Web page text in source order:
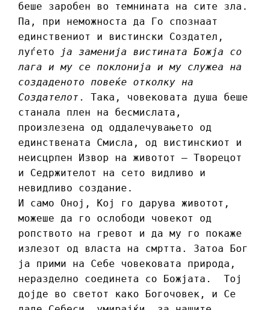
беше заробен во темнината на сите зла.
Па, при неможноста да Го спознаат
единствениот и вистински Создател,
луѓето ја заменија вистината Божја со
лага и му се поклонија и му служеа на
создаденото повеќе отколку на
Создателот . Така, човековата душа беше
станала плен на бесмислата,
произлезена од оддалечувањето од
единствената Смисла, од вистинскиот и
неисцрпен Извор на животот – Творецот
и Седржителот на сето видливо и
невидливо создание.
И само Оној, Кој го дарува животот,
можеше да го ослободи човекот од
ропството на гревот и да му го покаже
излезот од власта на смртта. Затоа Бог
ја прими на Себе човековата природа,
неразделно соединета со Божјата. Тој
дојде во светот како Богочовек, и Се